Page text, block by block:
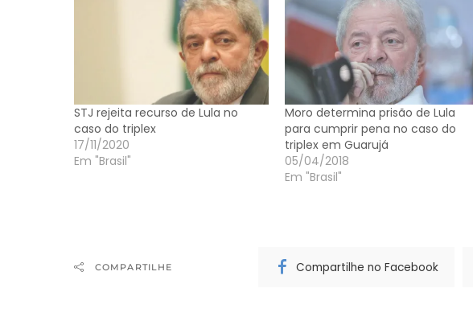
STJ rejeita recurso de Lula no
caso do triplex
17/11/2020
Em "Brasil"
Moro determina prisão de Lula
para cumprir pena no caso do
triplex em Guarujá
05/04/2018
Em "Brasil"
COMPARTILHE Compartilhe no Facebook